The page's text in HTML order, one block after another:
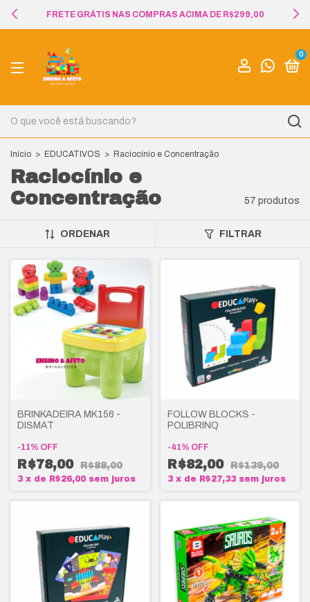
BRINDE SURPRESA PARA PEDIDOS ACIMA DE R$349,00
0
Início > EDUCATIVOS > Raciocínio e Concentração
Raciocínio e
Concentração
57 produtos
ORDENAR FILTRAR
BRINKADEIRA MK156 -
DISMAT
-11% OFF
R$78,00 R$88,00
3 x de R$26,00 sem juros
FOLLOW BLOCKS -
POLIBRINQ
-41% OFF
R$82,00 R$139,00
3 x de R$27,33 sem juros